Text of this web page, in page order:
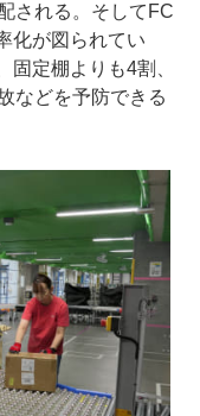
される。そしてFC
化が図られてい
定棚よりも4割、
などを予防できる